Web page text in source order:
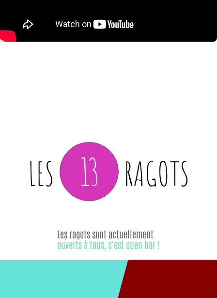
LES 13 RAGOTS
Les ragots sont actuellement
ouverts à tous, c'est open bar !